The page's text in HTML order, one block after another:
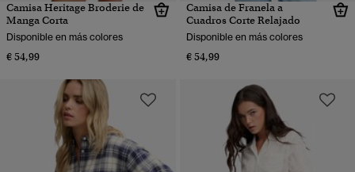
Camisa Heritage Broderie de
Manga Corta
Disponible en más colores
€ 54,99
Camisa de Franela a
Cuadros Corte Relajado
Disponible en más colores
€ 54,99